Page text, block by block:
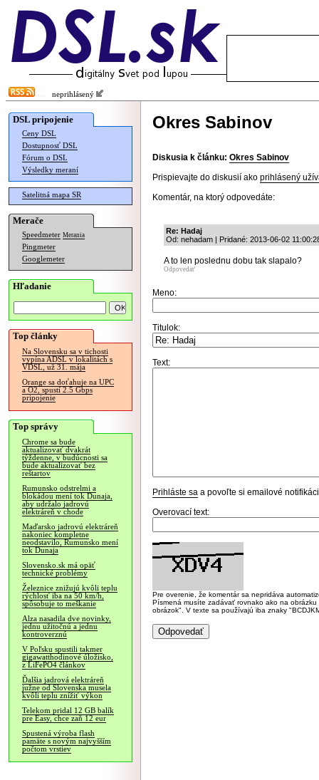
neprihlásený
DSL pripojenie
Ceny DSL
Dostupnosť DSL
Fórum o DSL
Výsledky meraní
Satelitná mapa SR
Merače
Speedmeter Merania
Pingmeter
Googlemeter
Hľadanie
Top články
Na Slovensku sa v tichosti
vypína ADSL v lokalitách s
VDSL, už 31. mája
Orange sa doťahuje na UPC
a O2, spustí 2.5 Gbps
pripojenie
Top správy
Chrome sa bude
aktualizovať dvakrát
týždenne, v budúcnosti sa
bude aktualizovať bez
reštartov
Rumunsko odstrelmi a
blokádou mení tok Dunaja,
aby udržalo jadrovú
elektráreň v chode
Maďarsko jadrovú elektráreň
nakoniec kompletne
neodstavilo, Rumunsko mení
tok Dunaja
Slovensko.sk má opäť
technické problémy
Železnice znižujú kvôli teplu
rýchlosť iba na 50 km/h,
spôsobuje to meškanie
Alza nasadila dve novinky,
jednu užitočnú a jednu
kontroverznú
V Poľsku spustili takmer
gigawatthodinové úložisko,
z LiFePO4 článkov
Ďalšia jadrová elektráreň
južne od Slovenska musela
kvôli teplu znížiť výkon
Telekom pridal 12 GB balík
pre Easy, chce zaň 12 eur
Spustená výroba flash
pamäte s novým najvyšším
počtom vrstiev
Okres Sabinov
Diskusia k článku: Okres Sabinov
Prispievajte do diskusií ako prihlásený
Komentár, na ktorý odpovedáte:
Re: Hadaj
Od: nehadam | Pridané: 2013-06-02
A to len poslednu dobu tak slapalo?
Odpovedať
Meno:
Titulok:
Text:
Prihláste sa a povoľte si emailové
Overovací text:
Pre overenie, že komentár sa nepridáva
Písmená musíte zadávať rovnako ako na
obrázok". V texte sa používajú iba znaky